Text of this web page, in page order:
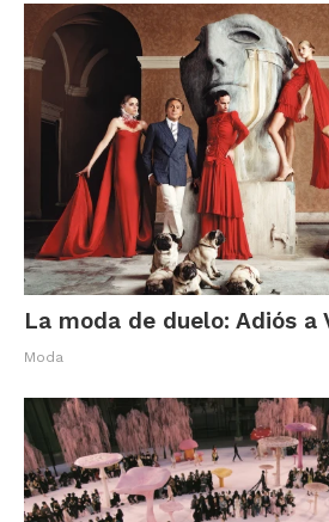
La moda de duelo: Adiós a
Moda